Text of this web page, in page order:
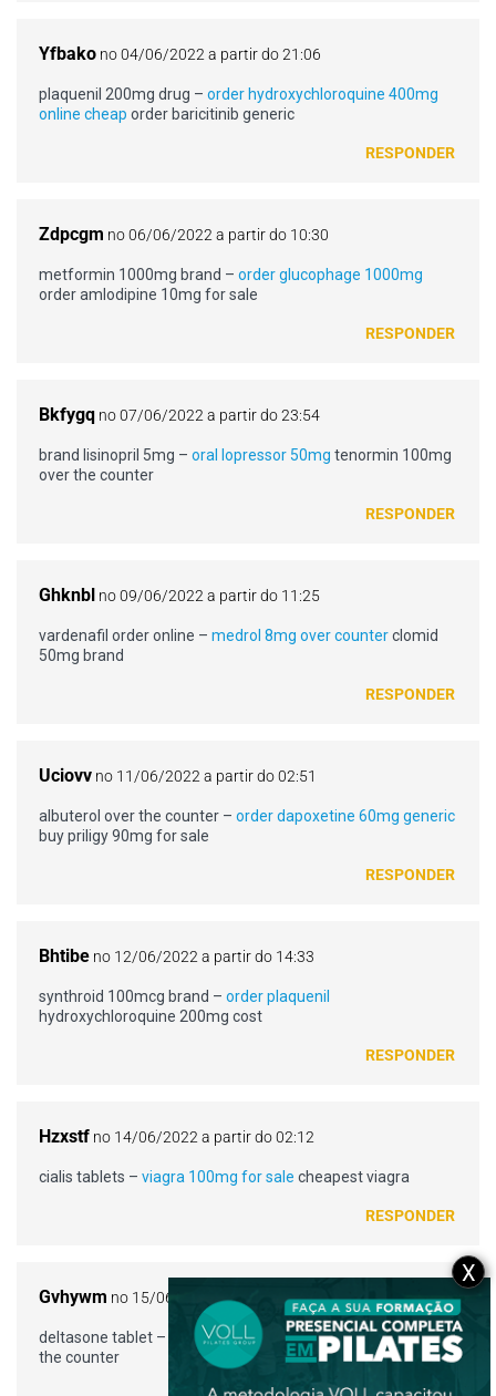
Yfbako no 04/06/2022 a partir do 21:06
plaquenil 200mg drug – order hydroxychloroquine 400mg
online cheap order baricitinib generic
RESPONDER
Zdpcgm no 06/06/2022 a partir do 10:30
metformin 1000mg brand – order glucophage 1000mg
order amlodipine 10mg for sale
RESPONDER
Bkfygq no 07/06/2022 a partir do 23:54
brand lisinopril 5mg – oral lopressor 50mg tenormin 100mg
over the counter
RESPONDER
Ghknbl no 09/06/2022 a partir do 11:25
vardenafil order online – medrol 8mg over counterclomid
50mg brand
RESPONDER
Uciovv no 11/06/2022 a partir do 02:51
albuterol over the counter – order dapoxetine 60mg generic
buy priligy 90mg for sale
RESPONDER
Bhtibe no 12/06/2022 a partir do 14:33
synthroid 100mcg brand – order plaquenil
hydroxychloroquine 200mg cost
RESPONDER
Hzxstf no 14/06/2022 a partir do 02:12
cialis tablets – viagra 100mg for sale cheapest viagra
RESPONDER
Gvhywm no 15/06/2022 a partir do 22:08
deltasone tablet – brand orlistat 60mgamoxil 500mg over
the counter
X